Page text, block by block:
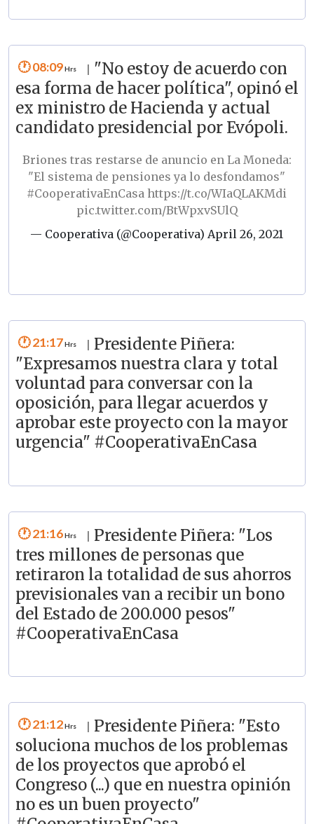
08:09
"No estoy de acuerdo con
esa forma de hacer política", opinó el
ex ministro de Hacienda y actual
candidato presidencial por Evópoli.
Briones tras restarse de anuncio en La Moneda:
"El sistema de pensiones ya lo desfondamos"
#CooperativaEnCasa https://t.co/WIaQLAKMdi
pic.twitter.com/BtWpxvSUlQ
— Cooperativa (@Cooperativa)April 26, 2021
21:17
Presidente Piñera:
"Expresamos nuestra clara y total
voluntad para conversar con la
oposición, para llegar acuerdos y
aprobar este proyecto con la mayor
urgencia" #CooperativaEnCasa
21:16
Presidente Piñera: "Los
tres millones de personas que
retiraron la totalidad de sus ahorros
previsionales van a recibir un bono
del Estado de 200.000 pesos"
#CooperativaEnCasa
21:12
Presidente Piñera: "Esto
soluciona muchos de los problemas
de los proyectos que aprobó el
Congreso (...) que en nuestra opinión
no es un buen proyecto"